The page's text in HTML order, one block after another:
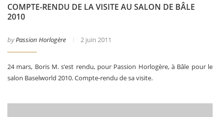
COMPTE-RENDU DE LA VISITE AU SALON DE BÂLE
2010
byPassion Horlogère 2 juin 2011
24 mars, Boris M. s’est rendu, pour Passion Horlogère, à Bâle pour le
salon Baselworld 2010. Compte-rendu de sa visite.